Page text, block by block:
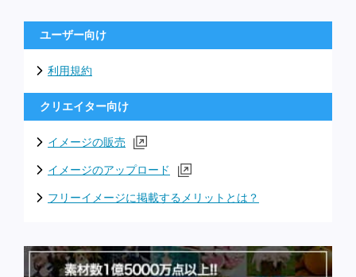
ユーザー向け
利用規約
クリエイター向け
イメージの販売
イメージのアップロード
フリーイメージに掲載するメリットとは？